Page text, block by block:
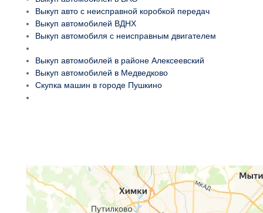
Выкуп авто с неисправной коробкой передач
Выкуп автомобилей ВДНХ
Выкуп автомобиля с неисправным двигателем
Выкуп автомобилей в районе Алексеевский
Выкуп автомобилей в Медведково
Скупка машин в городе Пушкино